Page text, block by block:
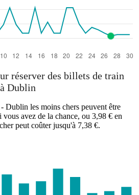
réserver des billets de train
Dublin
Dublin les moins chers peuvent être
avez de la chance, ou 3,98 € en
peut coûter jusqu'à 7,38 €.